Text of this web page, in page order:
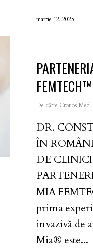
martie 12, 2025
FEMTECH™️
De către Cronos Med
DR.
ÎN
DE
MIA
prima
invazivă de
Mia® este...